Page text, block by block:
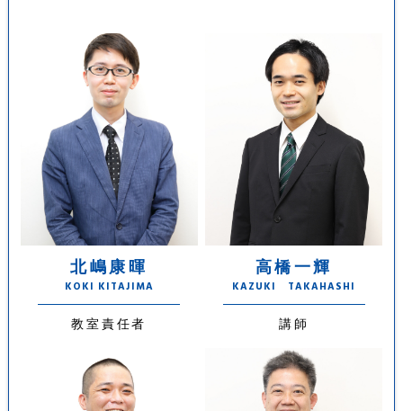
北嶋康暉
KOKI KITAJIMA
教室責任者
高橋一輝
KAZUKI TAKAHASHI
講師